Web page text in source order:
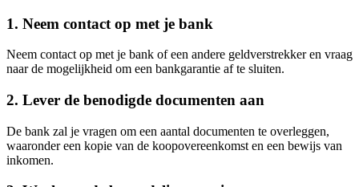
1. Neem contact op met je bank
Neem contact op met je bank of een andere geldverstrekker en vraag
naar de mogelijkheid om een bankgarantie af te sluiten.
2. Lever de benodigde documenten aan
De bank zal je vragen om een aantal documenten te overleggen,
waaronder een kopie van de koopovereenkomst en een bewijs van
inkomen.